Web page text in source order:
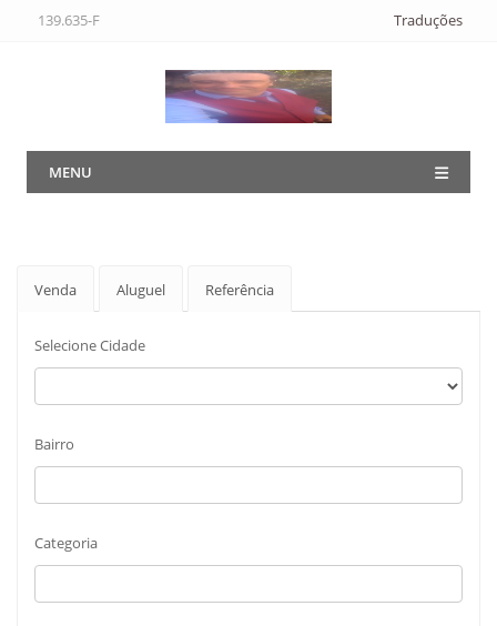
139.635-F Traduções
MENU
Venda Aluguel Referência
Selecione Cidade
Bairro
Categoria